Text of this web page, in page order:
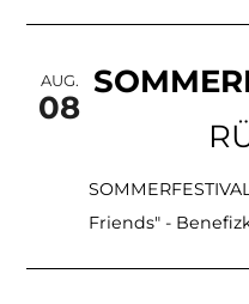
AUG.
08
Friends" -